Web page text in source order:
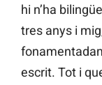
hi n’ha
tres anys i
escrit. Tot i